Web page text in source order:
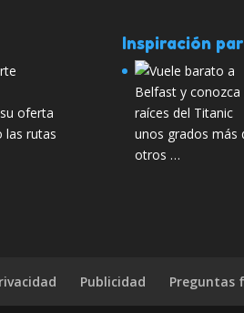
oferta
las rutas
Inspiración
unos grados más
otros …
Publicidad Preguntas